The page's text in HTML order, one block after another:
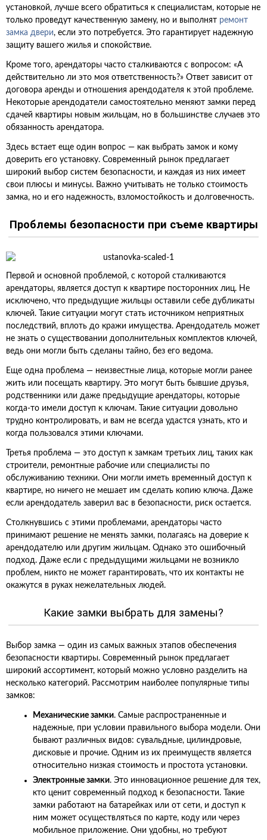
установкой, лучше всего обратиться к специалистам, которые не
только проведут качественную замену, но и выполнят ремонт
замка двери, если это потребуется. Это гарантирует надежную
защиту вашего жилья и спокойствие.
Кроме того, арендаторы часто сталкиваются с вопросом: «А
действительно ли это моя ответственность?» Ответ зависит от
договора аренды и отношения арендодателя к этой проблеме.
Некоторые арендодатели самостоятельно меняют замки перед
сдачей квартиры новым жильцам, но в большинстве случаев это
обязанность арендатора.
Здесь встает еще один вопрос — как выбрать замок и кому
доверить его установку. Современный рынок предлагает
широкий выбор систем безопасности, и каждая из них имеет
свои плюсы и минусы. Важно учитывать не только стоимость
замка, но и его надежность, взломостойкость и долговечность.
Проблемы безопасности при съеме квартиры
Первой и основной проблемой, с которой сталкиваются
арендаторы, является доступ к квартире посторонних лиц. Не
исключено, что предыдущие жильцы оставили себе дубликаты
ключей. Такие ситуации могут стать источником неприятных
последствий, вплоть до кражи имущества. Арендодатель может
не знать о существовании дополнительных комплектов ключей,
ведь они могли быть сделаны тайно, без его ведома.
Еще одна проблема — неизвестные лица, которые могли ранее
жить или посещать квартиру. Это могут быть бывшие друзья,
родственники или даже предыдущие арендаторы, которые
когда-то имели доступ к ключам. Такие ситуации довольно
трудно контролировать, и вам не всегда удастся узнать, кто и
когда пользовался этими ключами.
Третья проблема — это доступ к замкам третьих лиц, таких как
строители, ремонтные рабочие или специалисты по
обслуживанию техники. Они могли иметь временный доступ к
квартире, но ничего не мешает им сделать копию ключа. Даже
если арендодатель заверил вас в безопасности, риск остается.
Столкнувшись с этими проблемами, арендаторы часто
принимают решение не менять замки, полагаясь на доверие к
арендодателю или другим жильцам. Однако это ошибочный
подход. Даже если с предыдущими жильцами не возникло
проблем, никто не может гарантировать, что их контакты не
окажутся в руках нежелательных людей.
Какие замки выбрать для замены?
Выбор замка — один из самых важных этапов обеспечения
безопасности квартиры. Современный рынок предлагает
широкий ассортимент, который можно условно разделить на
несколько категорий. Рассмотрим наиболее популярные типы
замков:
Механические замки. Самые распространенные и
надежные, при условии правильного выбора модели. Они
бывают различных видов: сувальдные, цилиндровые,
дисковые и прочие. Одним из их преимуществ является
относительно низкая стоимость и простота установки.
Электронные замки. Это инновационное решение для тех,
кто ценит современный подход к безопасности. Такие
замки работают на батарейках или от сети, и доступ к
ним может осуществляться по карте, коду или через
мобильное приложение. Они удобны, но требуют